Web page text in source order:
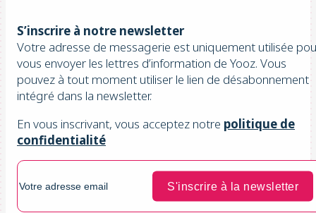
S’inscrire à notre newsletter
Votre adresse de messagerie est uniquement utilisée
vous envoyer les lettres d’information de Yooz. Vous
pouvez à tout moment utiliser le lien de désabonnement
intégré dans la newsletter.
En vous inscrivant, vous acceptez notre politique de
confidentialité